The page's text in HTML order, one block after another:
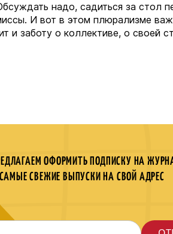
надо, садиться за стол
И вот в этом плюрализме
и заботу о коллективе, о своей
ОФОРМИТЬ ПОДПИСКУ НА
СВЕЖИЕ ВЫПУСКИ НА СВОЙ АДРЕС